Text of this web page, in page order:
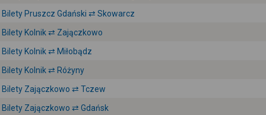
Bilety Pruszcz Gdański ⇄ Skowarcz
Bilety Kolnik ⇄ Zajączkowo
Bilety Kolnik ⇄ Miłobądz
Bilety Kolnik ⇄ Różyny
Bilety Zajączkowo ⇄ Tczew
Bilety Zajączkowo ⇄ Gdańsk